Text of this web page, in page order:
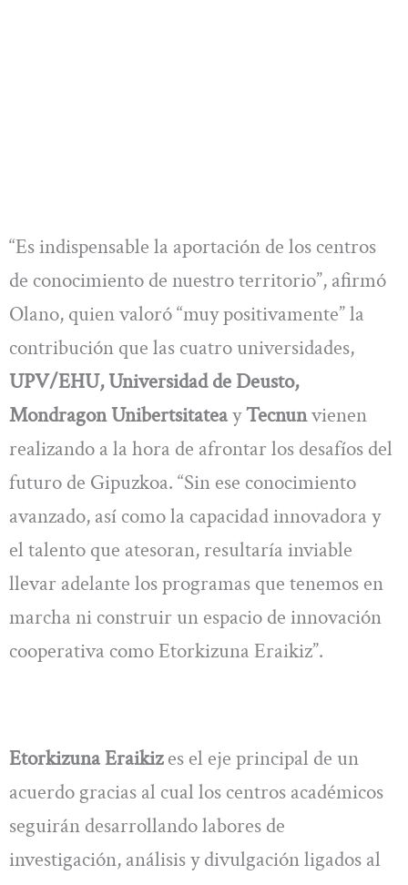
“Es indispensable la aportación de los centros
de conocimiento de nuestro territorio”, afirmó
Olano, quien valoró “muy positivamente” la
contribución que las cuatro universidades,
UPV/EHU, Universidad de Deusto,
Mondragon UnibertsitateayTecnunvienen
realizando a la hora de afrontar los desafíos del
futuro de Gipuzkoa. “Sin ese conocimiento
avanzado, así como la capacidad innovadora y
el talento que atesoran, resultaría inviable
llevar adelante los programas que tenemos en
marcha ni construir un espacio de innovación
cooperativa como Etorkizuna Eraikiz”.
Etorkizuna Eraikizes el eje principal de un
acuerdo gracias al cual los centros académicos
seguirán desarrollando labores de
investigación, análisis y divulgación ligados al